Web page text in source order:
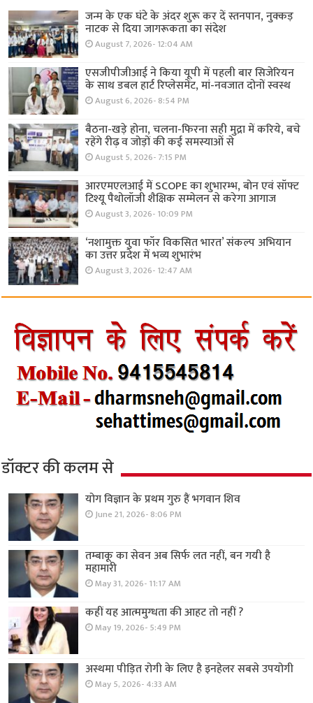
जन्म के एक घंटे के अंदर शुरू कर दें स्तनपान, नुक्कड़
नाटक से दिया जागरूकता का संदेश
August 7, 2026- 12:04 AM
एसजीपीजीआई ने किया यूपी में पहली बार सिजेरियन
के साथ डबल हार्ट रिप्लेसमेंट, मां-नवजात दोनों स्वस्थ
August 6, 2026- 8:54 PM
बैठना-खड़े होना, चलना-फिरना सही मुद्रा में करिये, बचे
रहेंगे रीढ़ व जोड़ों की कई समस्याओं से
August 5, 2026- 7:15 PM
आरएमएलआई में SCOPE का शुभारम्भ, बोन एवं सॉफ्ट
टिश्यू पैथोलॉजी शैक्षिक सम्मेलन से करेगा आगाज
August 3, 2026- 10:09 PM
‘नशामुक्त युवा फॉर विकसित भारत’ संकल्प अभियान
का उत्तर प्रदेश में भव्य शुभारंभ
August 3, 2026- 12:47 AM
डॉक्टर की कलम से
योग विज्ञान के प्रथम गुरु हैं भगवान शिव
June 21, 2026- 8:06 PM
तम्बाकू का सेवन अब सिर्फ लत नहीं, बन गयी है
महामारी
May 31, 2026- 11:17 AM
कहीं यह आत्ममुग्धता की आहट तो नहीं ?
May 19, 2026- 5:49 PM
अस्थमा पीड़ित रोगी के लिए है इनहेलर सबसे उपयोगी
May 5, 2026- 4:33 AM